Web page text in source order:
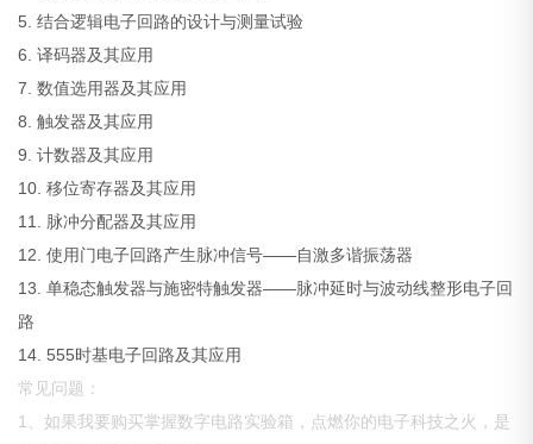
5. 结合逻辑电子回路的设计与测量试验
6. 译码器及其应用
7. 数值选用器及其应用
8. 触发器及其应用
9. 计数器及其应用
10. 移位寄存器及其应用
11. 脉冲分配器及其应用
12. 使用门电子回路产生脉冲信号——自激多谐振荡器
13. 单稳态触发器与施密特触发器——脉冲延时与波动线整形电子回
路
14. 555时基电子回路及其应用
常见问题：
1、如果我要购买掌握数字电路实验箱，点燃你的电子科技之火，是